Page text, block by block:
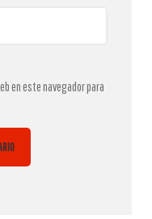
en este navegador para